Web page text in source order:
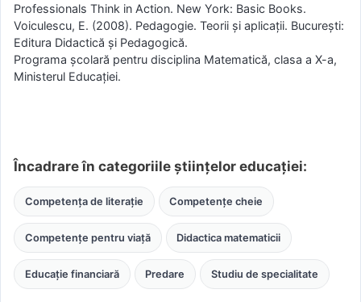
Professionals Think in Action. New York: Basic Books.
Voiculescu, E. (2008). Pedagogie. Teorii și aplicații. București:
Editura Didactică și Pedagogică.
Programa școlară pentru disciplina Matematică, clasa a X-a,
Ministerul Educației.
Încadrare în categoriile științelor educației:
Competența de literație Competențe cheie
Competențe pentru viață Didactica matematicii
Educație financiară Predare Studiu de specialitate